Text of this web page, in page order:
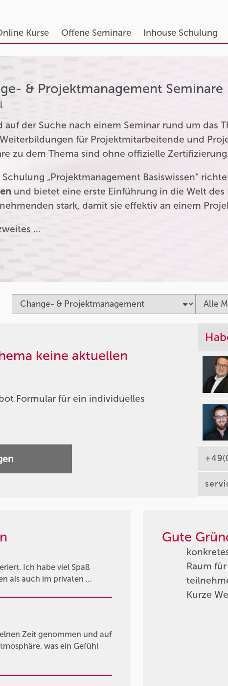
Kurse Offene Seminare Inhouse Schulung
& Projektmanagement Seminare
auf der Suche nach einem Seminar rund um das
für Projektmitarbeitende und
zu dem Thema sind ohne offizielle
Schulung „Projektmanagement Basiswissen“
und bietet eine erste Einführung in die Welt
stark, damit sie effektiv an einem
…
keine aktuellen
Formular für ein individuelles
Ich habe viel Spaß
als auch im privaten …
Zeit genommen und auf
was ein Gefühl
Gute
Raum
Kurze